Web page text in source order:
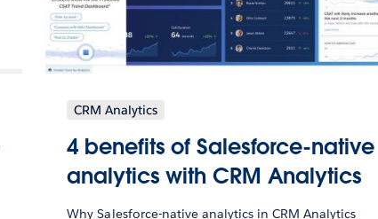
CRM Analytics
4 benefits of Salesforce-native
analytics with CRM Analytics
Why Salesforce-native analytics in CRM Analytics